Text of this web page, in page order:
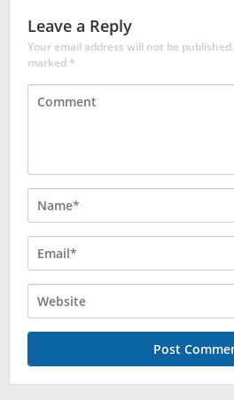
Leave a Reply
Your email address will not be published.
marked*